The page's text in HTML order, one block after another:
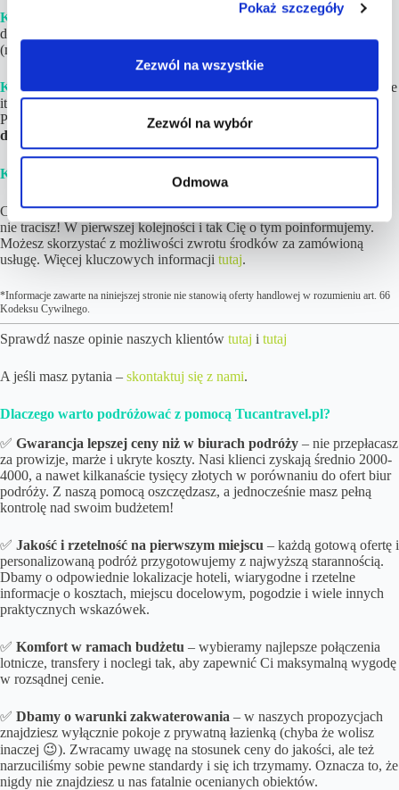
Pokaż szczegóły
Zezwól na wszystkie
Zezwól na wybór
Odmowa
Krok 2.
Poczekaj na gotowy Plan Podróży ze szczegółami i linkami
do rezerwacji. Zwykle
(maksymalnie do 12 godzin).
Krok 3.
poszczególnych elementów (loty, hotele
itd.)na podstawie linkówi opisów znajdujących się w Planie
Podróży. Jeśli tylko chcesz,noclegi możesz zapłacić nawet do kilku
dni przed wylotem!
Krok 4. Ciesz się z nadchodzących wakacji! 😉
Cena podróży wzrosła więcej niż 10% od wskazanej w ofercie? Nic
nie tracisz! W pierwszej kolejności i tak Cię o tym poinformujemy.
Możesz skorzystać z możliwości zwrotu środków za zamówioną
usługę. Więcej kluczowych informacji tutaj.
*Informacje zawarte na niniejszej stronie nie stanowią oferty handlowej w rozumieniu art. 66
Kodeksu Cywilnego.
Sprawdź nasze opinie naszych klientów tutaj i tutaj
A jeśli masz pytania – skontaktuj się z nami.
Dlaczego warto podróżować z pomocą Tucantravel.pl?
✅ Gwarancja lepszej ceny niż w biurach podróży – nie przepłacasz
za prowizje, marże i ukryte koszty. Nasi klienci zyskają średnio 2000-
4000, a nawet kilkanaście tysięcy złotych w porównaniu do ofert biur
podróży. Z naszą pomocą oszczędzasz, a jednocześnie masz pełną
kontrolę nad swoim budżetem!
✅ Jakość i rzetelność na pierwszym miejscu – każdą gotową ofertę i
personalizowaną podróż przygotowujemy z najwyższą starannością.
Dbamy o odpowiednie lokalizacje hoteli, wiarygodne i rzetelne
informacje o kosztach, miejscu docelowym, pogodzie i wiele innych
praktycznych wskazówek.
✅ Komfort w ramach budżetu – wybieramy najlepsze połączenia
lotnicze, transfery i noclegi tak, aby zapewnić Ci maksymalną wygodę
w rozsądnej cenie.
✅ Dbamy o warunki zakwaterowania – w naszych propozycjach
znajdziesz wyłącznie pokoje z prywatną łazienką (chyba że wolisz
inaczej 😉). Zwracamy uwagę na stosunek ceny do jakości, ale też
narzuciliśmy sobie pewne standardy i się ich trzymamy. Oznacza to, że
nigdy nie znajdziesz u nas fatalnie ocenianych obiektów.